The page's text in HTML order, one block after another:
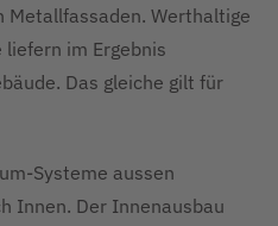
Werthaltige
im Ergebnis
Das gleiche gilt für
Systeme aussen
Innen. Der Innenausbau